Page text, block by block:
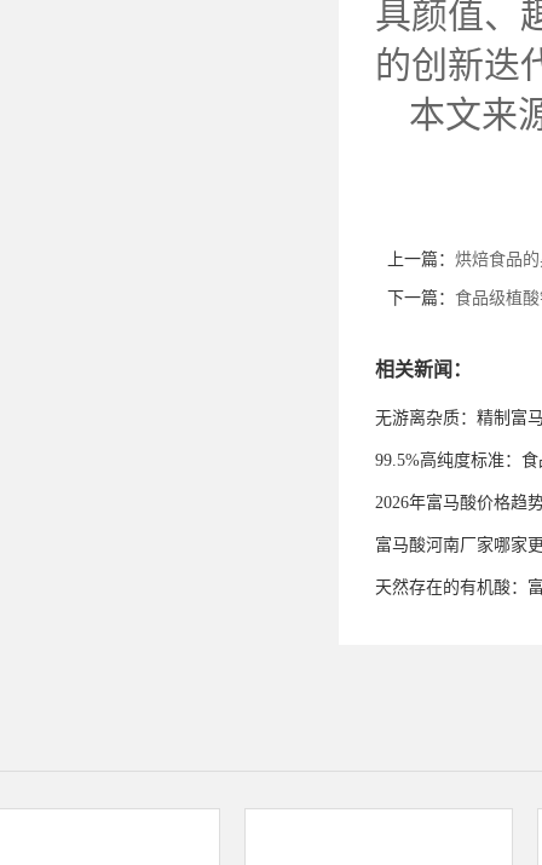
具颜值、
的创新迭
本文来
上一篇： 烘焙食品
下一篇： 食品级植
相关新闻：
无游离杂质：精制富
99.5%高纯度标准：
2026年富马酸价格趋
富马酸河南厂家哪家
天然存在的有机酸：